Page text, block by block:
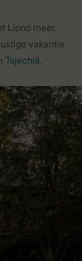
Lipno meer,
vakantie
Tsjechië.